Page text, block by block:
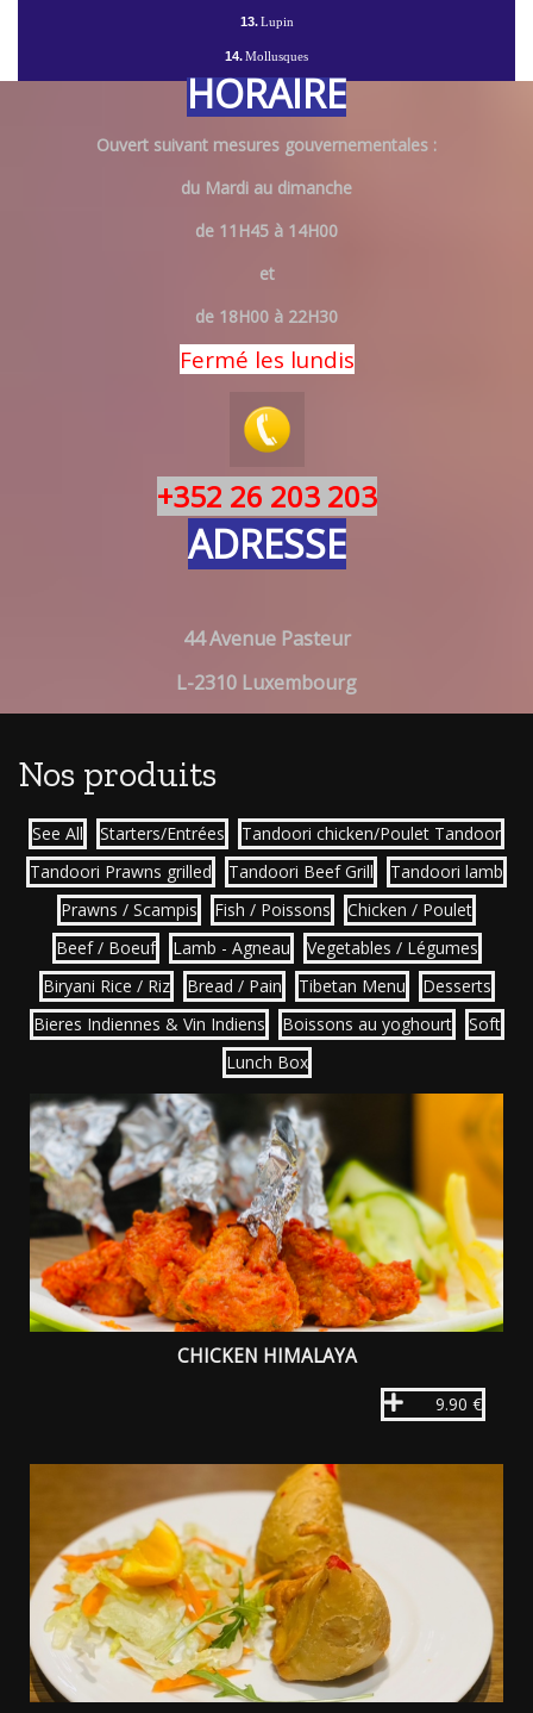
13.Lupin
14.Mollusques
HORAIRE
Ouvert suivant mesures gouvernementales :
du Mardi au dimanche
de 11H45 à 14H00
et
de 18H00 à 22H30
Fermé les lundis
+352 26 203 203
ADRESSE
44 Avenue Pasteur
L-2310 Luxembourg
Nos produits
See All Starters/Entrées
Tandoori chicken/Poulet Tandoor
Tandoori Prawns grilled
Tandoori Beef Grill
Tandoori lamb
Prawns / Scampis
Fish / Poissons
Chicken / Poulet
Beef / Boeuf
Lamb - Agneau
Vegetables / Légumes
Biryani Rice / Riz
Bread / Pain Tibetan Menu
Desserts
Bieres Indiennes & Vin Indiens
Boissons au yoghourt
Soft
Lunch Box
CHICKEN HIMALAYA
9.90 €